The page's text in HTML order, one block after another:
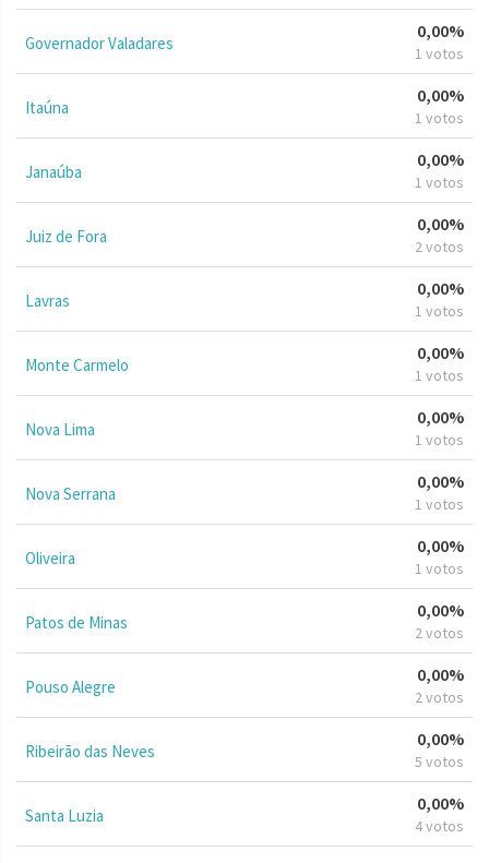
Governador Valadares
0,00%
1 votos
Itaúna
0,00%
1 votos
Janaúba
0,00%
1 votos
Juiz de Fora
0,00%
2 votos
Lavras
0,00%
1 votos
Monte Carmelo
0,00%
1 votos
Nova Lima
0,00%
1 votos
Nova Serrana
0,00%
1 votos
Oliveira
0,00%
1 votos
Patos de Minas
0,00%
2 votos
Pouso Alegre
0,00%
2 votos
Ribeirão das Neves
0,00%
5 votos
Santa Luzia
0,00%
4 votos